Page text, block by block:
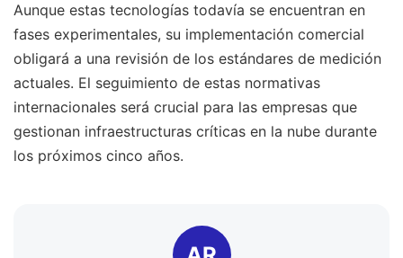
Aunque estas tecnologías todavía se encuentran en
fases experimentales, su implementación comercial
obligará a una revisión de los estándares de medición
actuales. El seguimiento de estas normativas
internacionales será crucial para las empresas que
gestionan infraestructuras críticas en la nube durante
los próximos cinco años.